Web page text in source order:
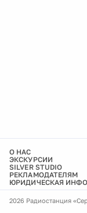
О НАС
ЭКСКУРСИИ
SILVER STUDIO
РЕКЛАМОДАТЕЛЯМ
ЮРИДИЧЕСКАЯ
2026 Радиостанция